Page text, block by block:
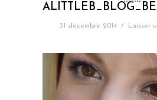
31 décembre 2014 / Laisser